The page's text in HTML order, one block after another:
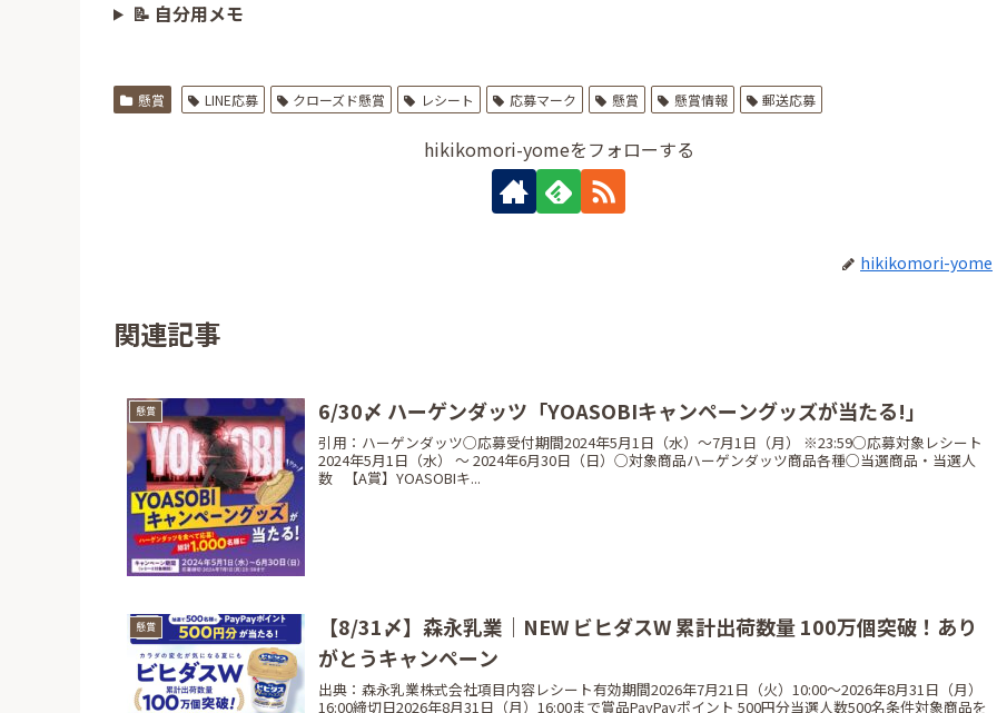
📝 自分用メモ
懸賞 LINE応募 クローズド懸賞 レシート 応募マーク 懸賞 懸賞情報 郵送応募
hikikomori-yomeをフォローする
hikikomori-yome
関連記事
懸賞 6/30〆 ハーゲンダッツ「YOASOBIキャンペーングッズが当たる!」
引用：ハーゲンダッツ○応募受付期間2024年5月1日（水）〜7月1日（月） ※23:59○応募対象レシート
2024年5月1日（水） 〜 2024年6月30日（日）○対象商品ハーゲンダッツ商品各種○当選商品・当選人
数⠀【A賞】YOASOBIキ...
懸賞
【8/31〆】森永乳業｜NEW ビヒダスW 累計出荷数量 100万個突破！あり
がとうキャンペーン
出典：森永乳業株式会社項目内容レシート有効期間2026年7月21日（火）10:00〜2026年8月31日（月）
16:00締切日2026年8月31日（月）16:00まで賞品PayPayポイント 500円分当選人数500名条件対象商品を